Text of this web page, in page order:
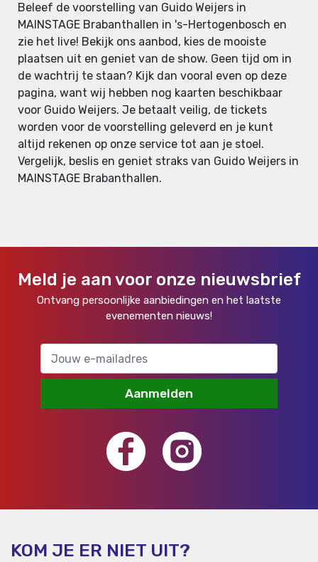
Beleef de voorstelling van Guido Weijers in
MAINSTAGE Brabanthallen in 's-Hertogenbosch en
zie het live! Bekijk ons aanbod, kies de mooiste
plaatsen uit en geniet van de show. Geen tijd om in
de wachtrij te staan? Kijk dan vooral even op deze
pagina, want wij hebben nog kaarten beschikbaar
voor Guido Weijers. Je betaalt veilig, de tickets
worden voor de voorstelling geleverd en je kunt
altijd rekenen op onze service tot aan je stoel.
Vergelijk, beslis en geniet straks van Guido Weijers in
MAINSTAGE Brabanthallen.
Meld je aan voor onze nieuwsbrief
Ontvang persoonlijke aanbiedingen en het laatste
evenementen nieuws!
Aanmelden
KOM JE ER NIET UIT?